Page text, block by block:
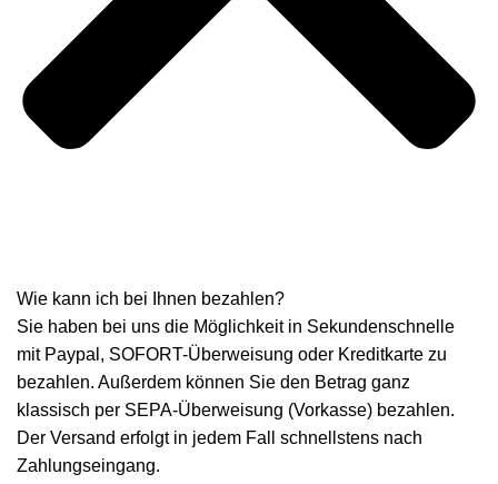
Wie kann ich bei Ihnen bezahlen?
Sie haben bei uns die Möglichkeit in Sekundenschnelle
mit Paypal, SOFORT-Überweisung oder Kreditkarte zu
bezahlen. Außerdem können Sie den Betrag ganz
klassisch per SEPA-Überweisung (Vorkasse) bezahlen.
Der Versand erfolgt in jedem Fall schnellstens nach
Zahlungseingang.